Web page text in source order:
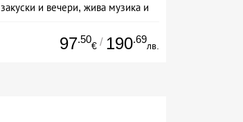
закуски и вечери, жива музика и
Дата: 04.03 - 30.11 + полупансион
97.50
€ / 190.69
лв.